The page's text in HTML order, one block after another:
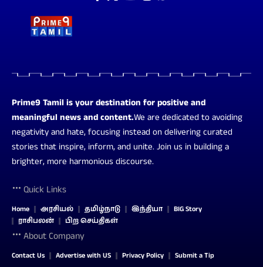
Prime9 Tamil is your destination for positive and
meaningful news and content.We are dedicated to avoiding
negativity and hate, focusing instead on delivering curated
stories that inspire, inform, and unite. Join us in building a
brighter, more harmonious discourse.
Quick Links
Home அரசியல் தமிழ்நாடு இந்தியா
BIG Story
ராசிபலன்
பிற செய்திகள்
About Company
Contact Us Advertise with US Privacy Policy Submit a Tip